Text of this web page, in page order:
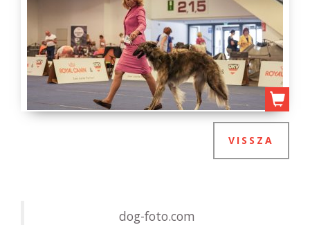
VISSZA
dog-foto.com